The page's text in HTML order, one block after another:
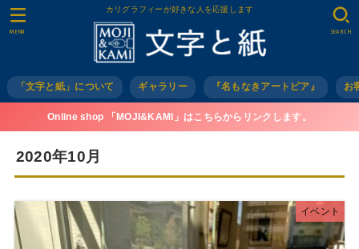
カリグラフィーが好きな人を応援します
「文字と紙」について ギャラリー 『名もなきアートピア』 お
SEARCH
MENU
Online shop 「MOJI&KAMI」はこちらからリンクします。
2020年10月
イベント